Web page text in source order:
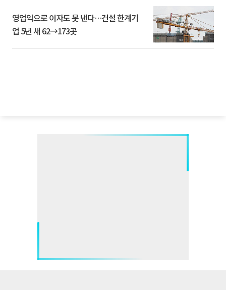
영업익으로 이자도 못 낸다…건설 한계기
업 5년 새 62→173곳